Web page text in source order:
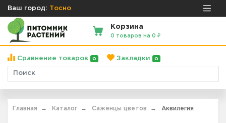
Ваш город: Тосно
Корзина
0 товаров на 0 ₽
Сравнение товаров 0 Закладки 0
Главная Каталог Саженцы цветов Аквилегия